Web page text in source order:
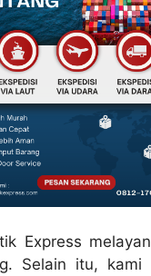
Express
Selain itu, kami